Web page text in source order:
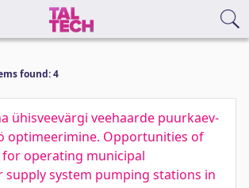
found: 4
ühisveevärgi veehaarde puurkaev-
optimeerimine. Opportunities of
operating municipal
system pumping stations in